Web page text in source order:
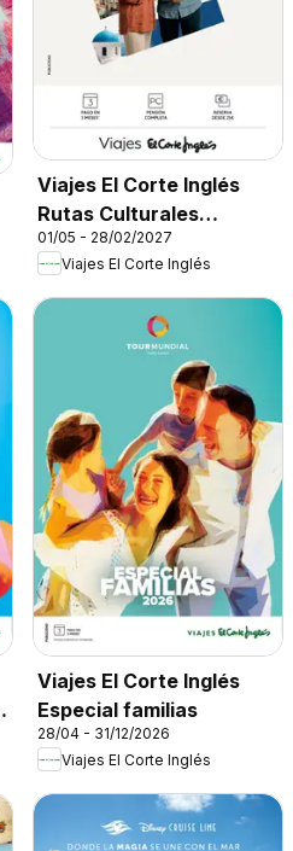
Viajes El Corte Inglés
Rutas Culturales
Cantabria
01/05 - 28/02/2027
Viajes El Corte Inglés
Viajes El Corte Inglés
Especial familias
28/04 - 31/12/2026
Viajes El Corte Inglés